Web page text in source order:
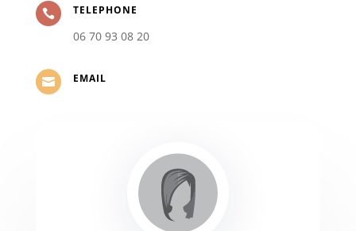
 TELEPHONE
06 70 93 08 20
 EMAIL